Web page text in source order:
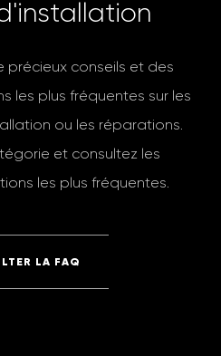
'installation
précieux conseils et des
les plus fréquentes sur les
ou les réparations.
et consultez les
les plus fréquentes.
LA FAQ